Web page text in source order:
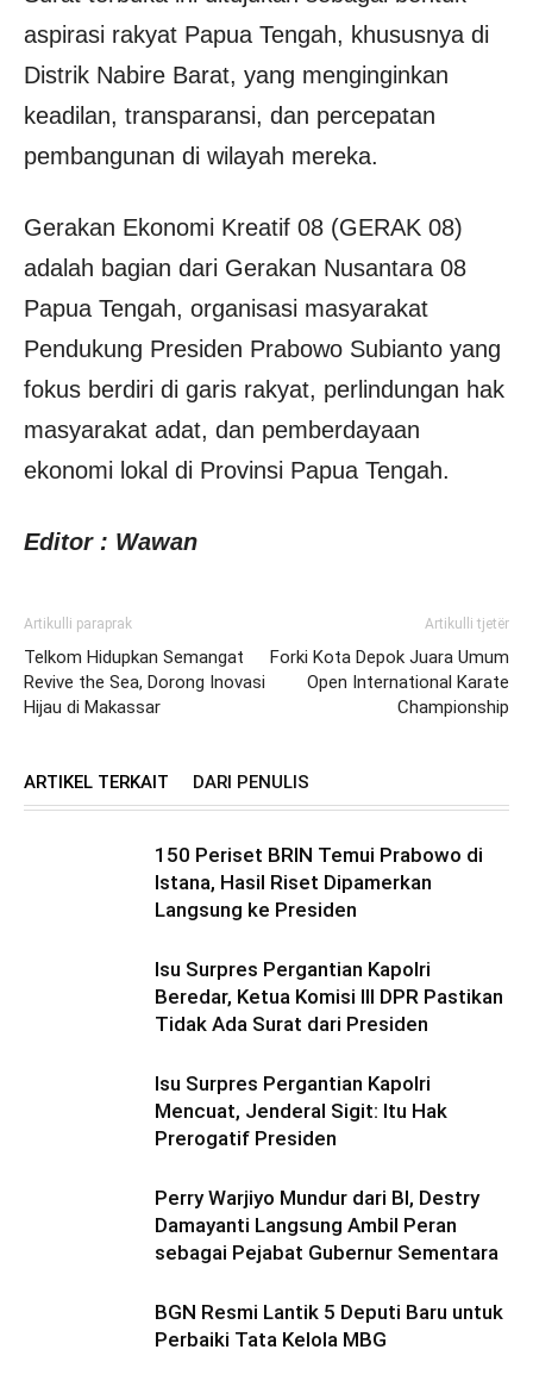
aspirasi rakyat Papua Tengah, khususnya di
Distrik Nabire Barat, yang menginginkan
keadilan, transparansi, dan percepatan
pembangunan di wilayah mereka.
Gerakan Ekonomi Kreatif 08 (GERAK 08)
adalah bagian dari Gerakan Nusantara 08
Papua Tengah, organisasi masyarakat
Pendukung Presiden Prabowo Subianto yang
fokus berdiri di garis rakyat, perlindungan hak
masyarakat adat, dan pemberdayaan
ekonomi lokal di Provinsi Papua Tengah.
Editor : Wawan
Artikulli paraprak
Telkom Hidupkan Semangat
Revive the Sea, Dorong Inovasi
Hijau di Makassar
Artikulli tjetër
Forki Kota Depok Juara Umum
Open International Karate
Championship
ARTIKEL TERKAIT DARI PENULIS
150 Periset BRIN Temui Prabowo di
Istana, Hasil Riset Dipamerkan
Langsung ke Presiden
Isu Surpres Pergantian Kapolri
Beredar, Ketua Komisi III DPR Pastikan
Tidak Ada Surat dari Presiden
Isu Surpres Pergantian Kapolri
Mencuat, Jenderal Sigit: Itu Hak
Prerogatif Presiden
Perry Warjiyo Mundur dari BI, Destry
Damayanti Langsung Ambil Peran
sebagai Pejabat Gubernur Sementara
BGN Resmi Lantik 5 Deputi Baru untuk
Perbaiki Tata Kelola MBG